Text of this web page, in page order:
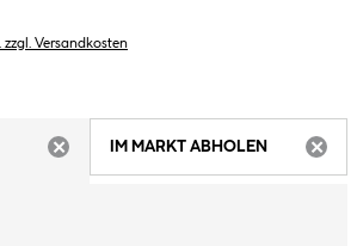
zzgl. Versandkosten
IM MARKT ABHOLEN